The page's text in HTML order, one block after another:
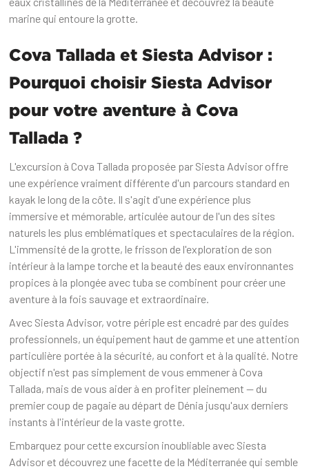
marine qui entoure la grotte.‍
Cova Tallada et Siesta Advisor :
Pourquoi choisir Siesta Advisor
pour votre aventure à Cova
Tallada ?
L'excursion à Cova Tallada proposée par Siesta Advisor offre
une expérience vraiment différente d'un parcours standard en
kayak le long de la côte. Il s'agit d'une expérience plus
immersive et mémorable, articulée autour de l'un des sites
naturels les plus emblématiques et spectaculaires de la région.
L'immensité de la grotte, le frisson de l'exploration de son
intérieur à la lampe torche et la beauté des eaux environnantes
propices à la plongée avec tuba se combinent pour créer une
aventure à la fois sauvage et extraordinaire.
Avec Siesta Advisor, votre périple est encadré par des guides
professionnels, un équipement haut de gamme et une attention
particulière portée à la sécurité, au confort et à la qualité. Notre
objectif n'est pas simplement de vous emmener à Cova
Tallada, mais de vous aider à en profiter pleinement — du
premier coup de pagaie au départ de Dénia jusqu'aux derniers
instants à l'intérieur de la vaste grotte.
Embarquez pour cette excursion inoubliable avec Siesta
Advisor et découvrez une facette de la Méditerranée qui semble